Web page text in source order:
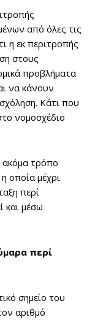
από όλες τις
η εκ περιτροπής
στους
προβλήματα
να κάνουν
Κάτι που
νομοσχέδιο
ακόμα τρόπο
οποία μέχρι
περί
και μέσω
περί
σημείο του
αριθμό